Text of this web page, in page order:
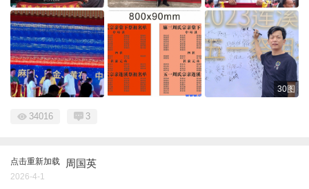
30图
34016 3
点击重新加载 周国英
2026-4-1